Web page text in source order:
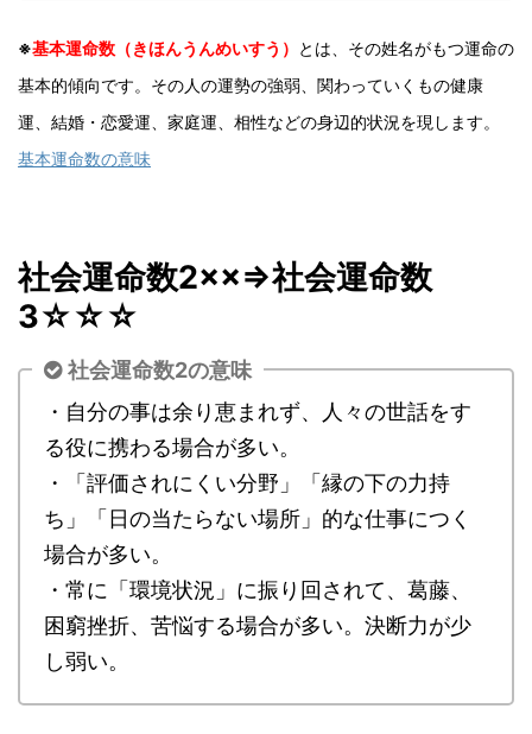
※基本運命数（きほんうんめいすう） とは、その姓名がもつ運命の
基本的傾向です。その人の運勢の強弱、関わっていくもの健康
運、結婚・恋愛運、家庭運、相性などの身辺的状況を現します。
基本運命数の意味
社会運命数2××⇒社会運命数
3☆☆☆
社会運命数2の意味
・自分の事は余り恵まれず、人々の世話をす
る役に携わる場合が多い。
・「評価されにくい分野」「縁の下の力持
ち」「日の当たらない場所」的な仕事につく
場合が多い。
・常に「環境状況」に振り回されて、葛藤、
困窮挫折、苦悩する場合が多い。決断力が少
し弱い。